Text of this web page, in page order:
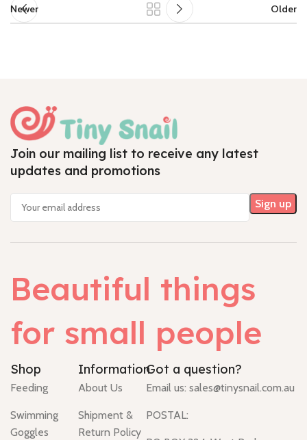
Newer Older
Join our mailing list to receive any latest
updates and promotions
Beautiful things
for small people
Shop
Feeding
Swimming
Goggles
Information
About Us
Shipment &
Return Policy
Got a question?
Email us: sales@tinysnail.com.au
POSTAL: